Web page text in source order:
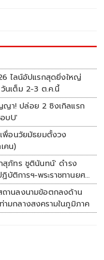
ไลน์อัปแรกสุดยิ่งใหญ่
นเต็ม 2-3 ต.ค.นี้
า! ปล่อย 2 ซิงเกิลแรก
บU'
พื่อนวัยมัธยมตั้งวง
คน)
สุภัทร ชูตินันทน์' ดำรง
บัติการฯ-พระราชทานยศ
ถานลงนามข้อตกลงด้าน
ามกลางสงครามในภูมิภาค